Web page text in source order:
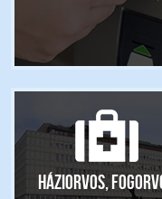
Háziorvos,